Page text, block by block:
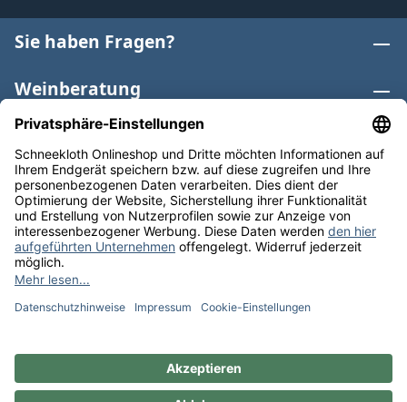
Sie haben Fragen?
Weinberatung
Informationen
Weinkategorien
Internationaler Wein
* Alle Preise inkl. gesetzl. Mehrwertsteuer zzgl.
anders angegeben. Bioprodukte im Bio-Kontrollverfahren
** Kostenfreie Lieferung ab 75 € Bestellwert in DE. Werktags